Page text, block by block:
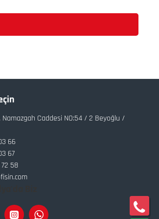
Namazgah Caddesi NO:54 / 2 Beyoğlu /
66
67
58